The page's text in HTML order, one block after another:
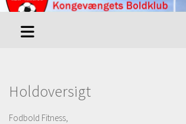
Holdoversigt
Fodbold Fitness,